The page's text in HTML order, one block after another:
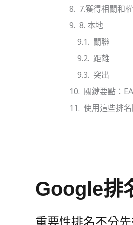
7.獲得相關和
8. 本地
關聯
距離
突出
關鍵要點：
使用這些排名
Google排
重要性排名不分